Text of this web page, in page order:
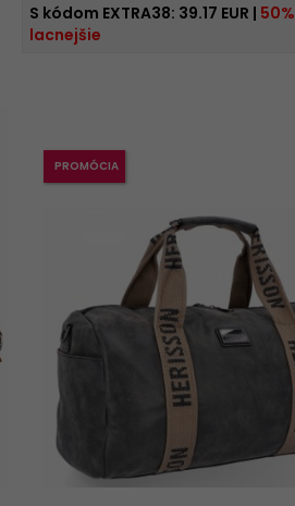
S kódom EXTRA38: 39.17 EUR | 50%
lacnejšie
PROMÓCIA